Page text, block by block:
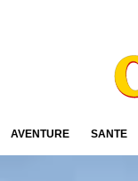
AVENTURE SANTÉ